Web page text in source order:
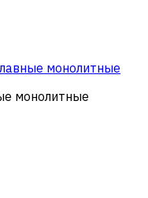
монолитные
монолитные